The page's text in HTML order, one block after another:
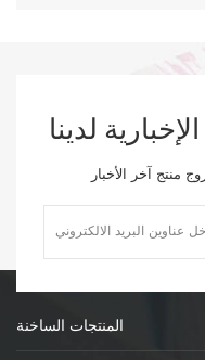
لدينا
المنتجات الساخنة